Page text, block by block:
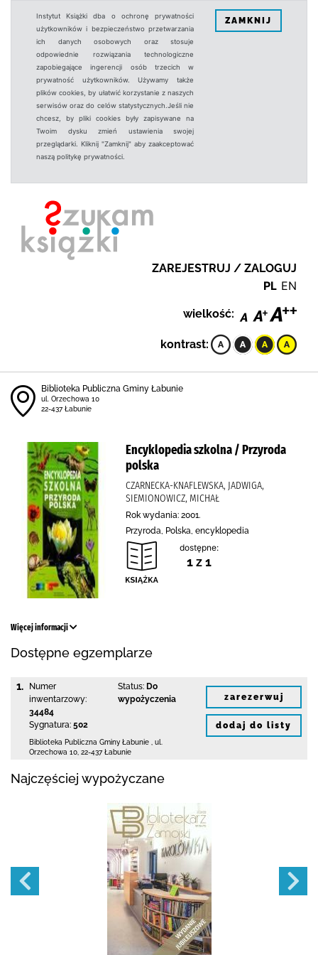
Instytut Książki dba o ochronę prywatności
użytkowników i bezpieczeństwo przetwarzania
ich danych osobowych oraz stosuje
odpowiednie rozwiązania technologiczne
zapobiegające ingerencji osób trzecich w
prywatność użytkowników. Używamy także
plików cookies, by ułatwić korzystanie z naszych
serwisów oraz do celów statystycznych.Jeśli nie
chcesz, by pliki cookies były zapisywane na
Twoim dysku zmień ustawienia swojej
przeglądarki. Kliknij "Zamknij" aby zaakceptować
naszą politykę prywatności.
ZAMKNIJ
ZAREJESTRUJ / ZALOGUJ
PL EN
wielkość:
kontrast:
Biblioteka Publiczna Gminy Łabunie
ul. Orzechowa 10
22-437 Łabunie
Encyklopedia szkolna / Przyroda
polska
CZARNECKA-KNAFLEWSKA, JADWIGA,
SIEMIONOWICZ, MICHAŁ
Rok wydania: 2001.
Przyroda, Polska, encyklopedia
dostępne:
1 z 1
Więcej informacji
Dostępne egzemplarze
1.
Numer
inwentarzowy:
34484
Sygnatura: 502
Status: Do
wypożyczenia
Biblioteka Publiczna Gminy Łabunie
ul.
Orzechowa 10 22-437 Łabunie
zarezerwuj
dodaj do listy
Najczęściej wypożyczane